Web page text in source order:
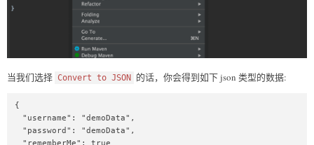
当我们选择 Convert to JSON 的话，你会得到如下 json 类型的数据:
{